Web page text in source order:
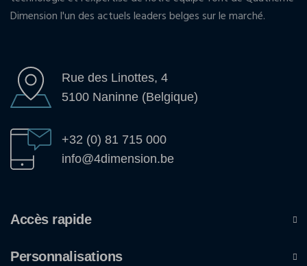
Dimension l'un des actuels leaders belges sur le marché.
Rue des Linottes, 4
5100 Naninne (Belgique)
+32 (0) 81 715 000
info@4dimension.be
Accès rapide
Personnalisations